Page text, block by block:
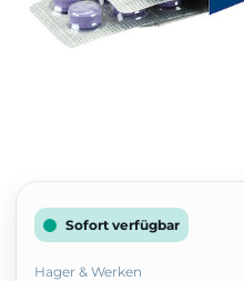
Sofort verfügbar
Hager & Werken